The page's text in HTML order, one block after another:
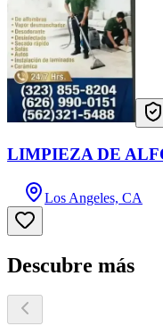
LIMPIEZA DE
Los Angeles, CA
Descubre más